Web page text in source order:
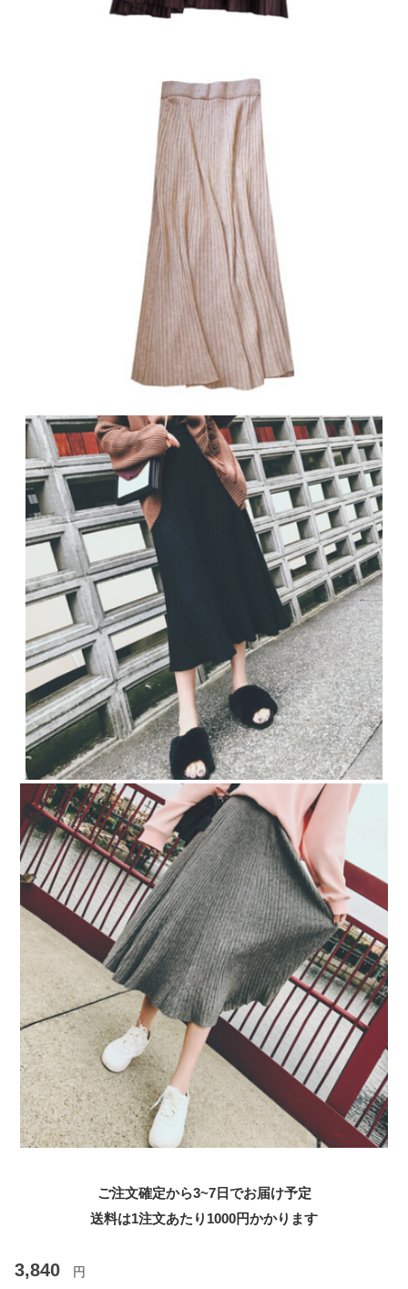
ご注文確定から3~7日でお届け予定
送料は1注文あたり 1000円かかります
3,840 円